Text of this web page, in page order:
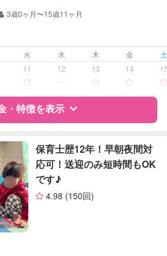
対応可否は個別に相談
英語レッスン
絵・工作レッスン
その他
お引き受けしていません
対応不可
3歳0ヶ月〜15歳11ヶ月
火 水 木 金
11 12 13 14
・特徴を表示
ュー
企業型割引対象(旧内閣府補助対象)
自治体届出済ベビーシッター
保育士
保育士歴12年！早朝夜間対
応可！送迎のみ短時間もOK
です♪
4.98 (150回)